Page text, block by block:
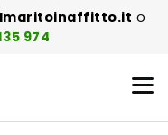
o
974